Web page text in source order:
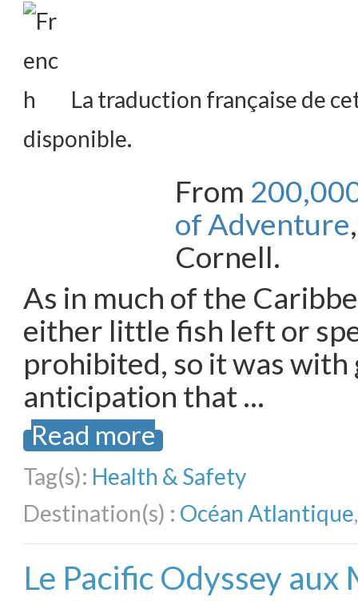
La traduction française de
disponible.
From
of Adventure
Cornell.
As in much of the
either little fish left or
prohibited, so it was with
anticipation that …
Read more
Tag(s): Health & Safety
Destination(s) : Océan Atlantique
Le Pacific Odyssey aux